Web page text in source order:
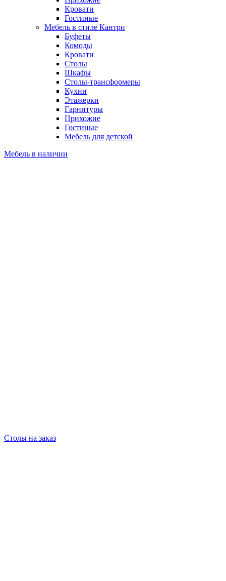
Кровати
Гостиные
Мебель в стиле Кантри
Буфеты
Комоды
Кровати
Столы
Шкафы
Столы-трансформеры
Кухни
Этажерки
Гарнитуры
Прихожие
Гостиные
Мебель для детской
Мебель в наличии
Столы на заказ